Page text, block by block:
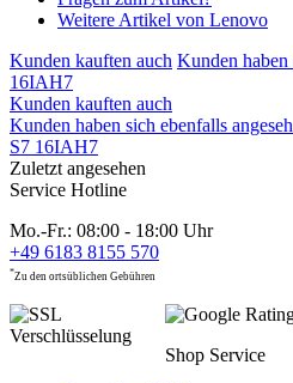
Weitere Artikel von Lenovo
Kunden kauften auch Kunden haben
16IAH7
Kunden kauften auch
Kunden haben sich ebenfalls
S7 16IAH7
Zuletzt angesehen
Service Hotline
Mo.-Fr.: 08:00 - 18:00 Uhr
+49 6183 8155 570
*Zu den ortsüblichen Gebühren
Shop Service